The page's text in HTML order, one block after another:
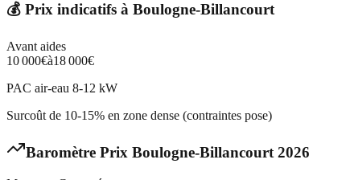
💰 Prix indicatifs à Boulogne-Billancourt
Avant aides
10 000€à18 000€
PAC air-eau 8-12 kW
Surcoût de 10-15% en zone dense (contraintes pose)
Baromètre Prix Boulogne-Billancourt 2026